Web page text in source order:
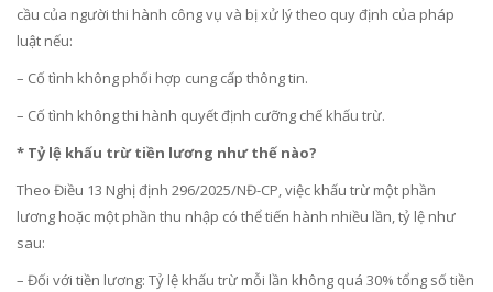
cầu của người thi hành công vụ và bị xử lý theo quy định của pháp
luật nếu:
– Cố tình không phối hợp cung cấp thông tin.
– Cố tình không thi hành quyết định cưỡng chế khấu trừ.
* Tỷ lệ khấu trừ tiền lương như thế nào?
Theo Điều 13 Nghị định 296/2025/NĐ-CP, việc khấu trừ một phần
lương hoặc một phần thu nhập có thể tiến hành nhiều lần, tỷ lệ như
sau:
– Đối với tiền lương: Tỷ lệ khấu trừ mỗi lần không quá 30% tổng số tiền